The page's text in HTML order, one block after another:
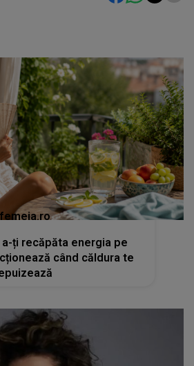
femeia.ro
ți recăpăta energia pe
când căldura te